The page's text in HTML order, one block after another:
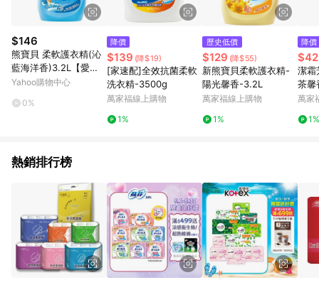
$146
熊寶貝 柔軟護衣精(沁
藍海洋香)3.2L【愛
買】
Yahoo購物中心
0%
降價
$139 (降$19)
[家速配]全效抗菌柔軟
洗衣精-3500g
萬家福線上購物
1%
歷史低價
$129 (降$55)
新熊寶貝柔軟護衣精-
陽光馨香-3.2L
萬家福線上購物
1%
降價
$42
潔霜
茶馨
萬家
1%
熱銷排行榜